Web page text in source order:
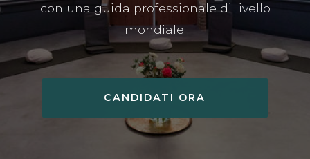
con una guida professionale di livello
mondiale.
CANDIDATI ORA